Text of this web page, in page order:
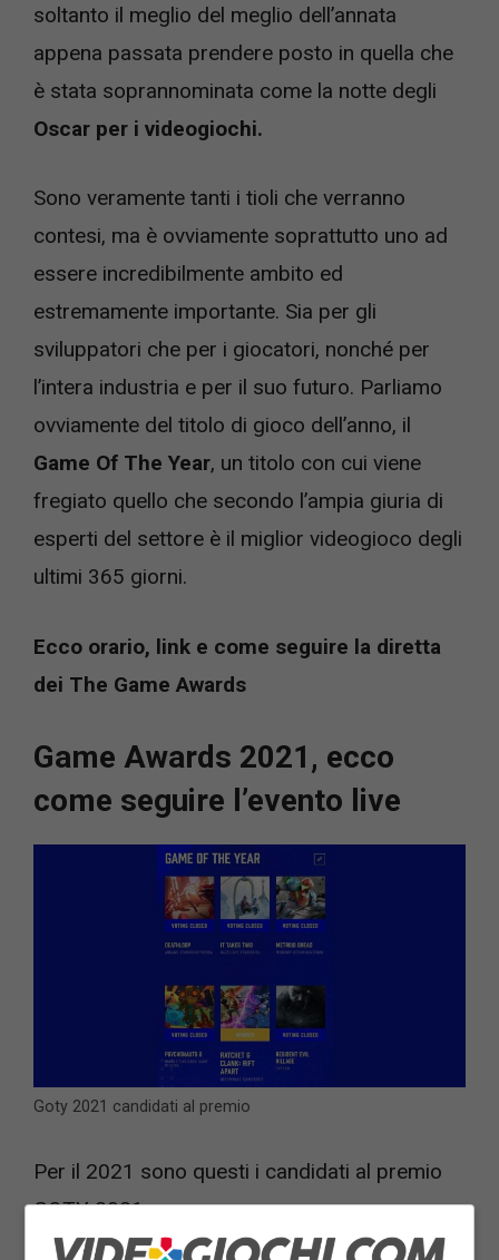
soltanto il meglio del meglio dell’annata
appena passata prendere posto in quella che
è stata soprannominata come la notte degli
Oscar per i videogiochi.
Sono veramente tanti i tioli che verranno
contesi, ma è ovviamente soprattutto uno ad
essere incredibilmente ambito ed
estremamente importante. Sia per gli
sviluppatori che per i giocatori, nonché per
l’intera industria e per il suo futuro. Parliamo
ovviamente del titolo di gioco dell’anno, il
Game Of The Year, un titolo con cui viene
fregiato quello che secondo l’ampia giuria di
esperti del settore è il miglior videogioco degli
ultimi 365 giorni.
Ecco orario, link e come seguire la diretta
dei The Game Awards
Game Awards 2021, ecco
come seguire l’evento live
Goty 2021 candidati al premio
Per il 2021 sono questi i candidati al premio
GOTY 2021: